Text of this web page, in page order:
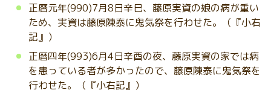
正暦元年(990)7月8日辛巳、藤原実資の娘の病が重い
ため、実資は藤原陳泰に鬼気祭を行わせた。（『小右
記』）
正暦四年(993)6月4日辛酉の夜、藤原実資の家では病
を患っている者が多かったので、藤原陳泰に鬼気祭を
行わせた。（『小右記』）